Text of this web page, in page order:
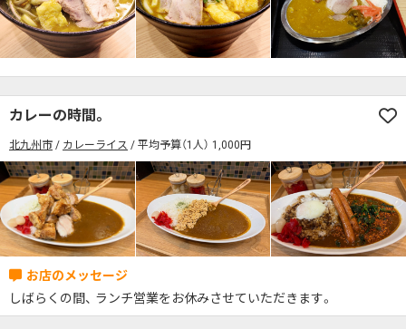
カレーの時間。
北九州市 カレーライス 平均予算（1人） 1,000円
しばらくの間、 ランチ営業をお休みさせていただきます。